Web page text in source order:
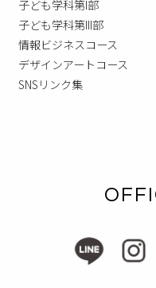
子ども学科第I部
子ども学科第III部
情報ビジネスコース
デザインアートコース
SNSリンク集